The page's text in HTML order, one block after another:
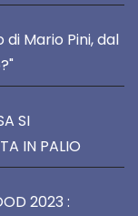
Mario Pini, dal
SI
IN PALIO
2023 :